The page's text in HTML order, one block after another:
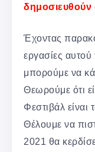
δημοσιευθούν
Έχοντας
εργασίες
μπορούμε να
Θεωρούμε ότι
Φεστιβάλ είναι
Θέλουμε να
2021 θα